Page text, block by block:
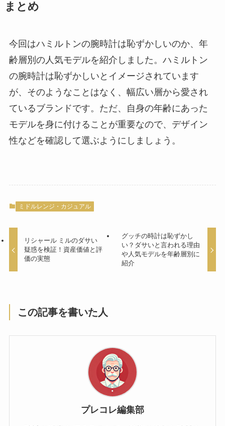
まとめ
今回はハミルトンの腕時計は恥ずかしいのか、年
齢層別の人気モデルを紹介しました。ハミルトン
の腕時計は恥ずかしいとイメージされています
が、そのようなことはなく、幅広い層から愛され
ているブランドです。ただ、自身の年齢にあった
モデルを身に付けることが重要なので、デザイン
性などを確認して選ぶようにしましょう。
ミドルレンジ・カジュアル
リシャール ミルのダサい
疑惑を検証！資産価値と評
価の実態
グッチの時計は恥ずかし
い？ダサいと言われる理由
や人気モデルを年齢層別に
紹介
この記事を書いた人
プレコレ編集部